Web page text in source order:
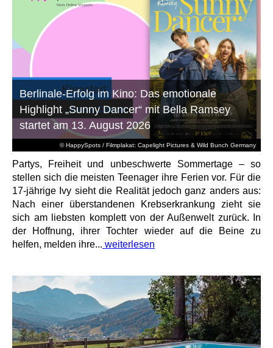
© HappySpots / Filmplakat: Capelight Pictures & Wild Bunch Germany
Berlinale-Erfolg im Kino: Das emotionale
Highlight „Sunny Dancer“ mit Bella Ramsey
startet am 13. August 2026
Partys, Freiheit und unbeschwerte Sommertage – so
stellen sich die meisten Teenager ihre Ferien vor. Für die
17-jährige Ivy sieht die Realität jedoch ganz anders aus:
Nach einer überstandenen Krebserkrankung zieht sie
sich am liebsten komplett von der Außenwelt zurück. In
der Hoffnung, ihrer Tochter wieder auf die Beine zu
helfen, melden ihre... weiterlesen